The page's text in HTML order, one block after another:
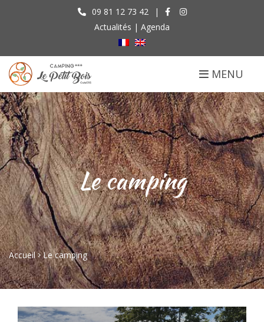
09 81 12 73 42
|
Actualités | Agenda
MENU
Le camping
Accueil Le camping